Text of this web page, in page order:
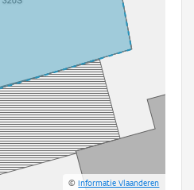
©Informatie Vlaanderen